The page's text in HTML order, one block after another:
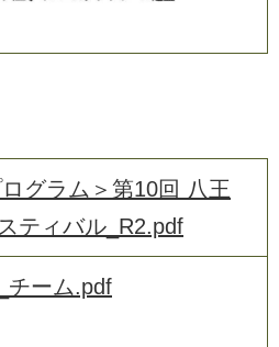
グラム＞第10回 八王
ティバル_R2.pdf
チーム.pdf